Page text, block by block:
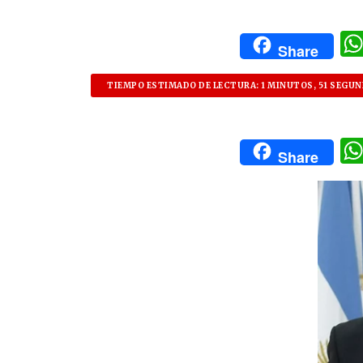
Share
TIEMPO ESTIMADO DE LECTURA: 1 MINUTOS, 51
Share